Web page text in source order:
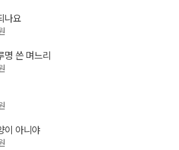
나요
명 쓴 며느리
이 아니야